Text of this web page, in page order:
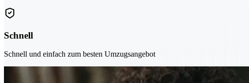
Schnell
Schnell und einfach zum besten Umzugsangebot